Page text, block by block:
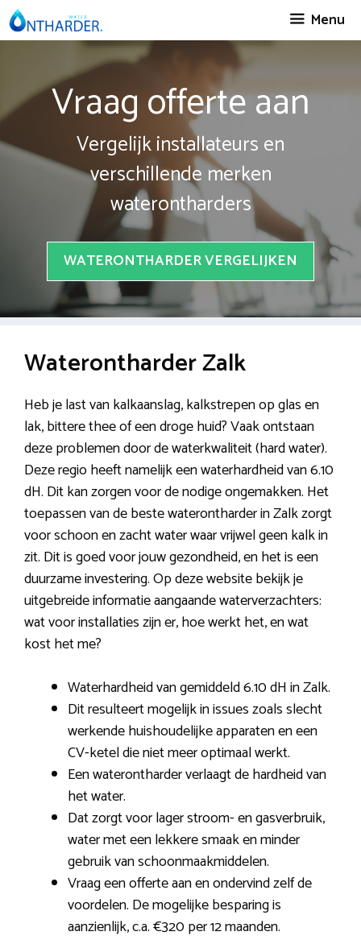
Spring
naar
Menu
Vraag offerte aan
Vergelijk installateurs en
verschillende merken
waterontharders
WATERONTHARDER VERGELIJKEN
Waterontharder Zalk
Heb je last van kalkaanslag, kalkstrepen op glas en
lak, bittere thee of een droge huid? Vaak ontstaan
deze problemen door de waterkwaliteit (hard water).
Deze regio heeft namelijk een waterhardheid van 6.10
dH. Dit kan zorgen voor de nodige ongemakken. Het
toepassen van de beste waterontharder in Zalk zorgt
voor schoon en zacht water waar vrijwel geen kalk in
zit. Dit is goed voor jouw gezondheid, en het is een
duurzame investering. Op deze website bekijk je
uitgebreide informatie aangaande waterverzachters:
wat voor installaties zijn er, hoe werkt het, en wat
kost het me?
Waterhardheid van gemiddeld 6.10 dH in Zalk.
Dit resulteert mogelijk in issues zoals slecht
werkende huishoudelijke apparaten en een
CV-ketel die niet meer optimaal werkt.
Een waterontharder verlaagt de hardheid van
het water.
Dat zorgt voor lager stroom- en gasverbruik,
water met een lekkere smaak en minder
gebruik van schoonmaakmiddelen.
Vraag een offerte aan en ondervind zelf de
voordelen. De mogelijke besparing is
aanzienlijk, c.a. €320 per 12 maanden.